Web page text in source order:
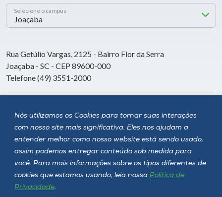
Nós utilizamos os Cookies para tornar suas interações
com nosso site mais significativa. Eles nos ajudam a
entender melhor como nosso website está sendo usado,
assim podemos entregar conteúdo sob medida para
você. Para mais informações sobre os tipos diferentes de
cookies que estamos usando, leia nossa Política de
Privacidade.
Selecione o campus
Rua Getúlio Vargas, 2125 - Bairro Flor da Serra
Joaçaba - SC - CEP 89600-000
Telefone (49) 3551-2000
Siga a Unoesc